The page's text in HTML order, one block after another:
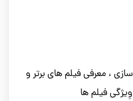
، معرفی فیلم های برتر و
فیلم ها